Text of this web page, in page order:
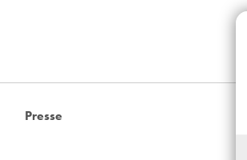
Presse